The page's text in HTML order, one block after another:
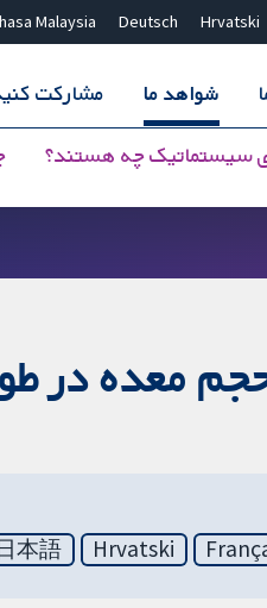
Hrvatski
Deutsch
Malaysia
شواهد ما
سیستماتیک چه هستند؟
مشارکت
معده در
Hrvatski
本語